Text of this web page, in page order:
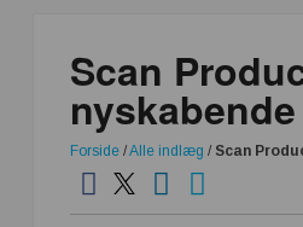
Scan
Forside /Alle indlæg / Scan